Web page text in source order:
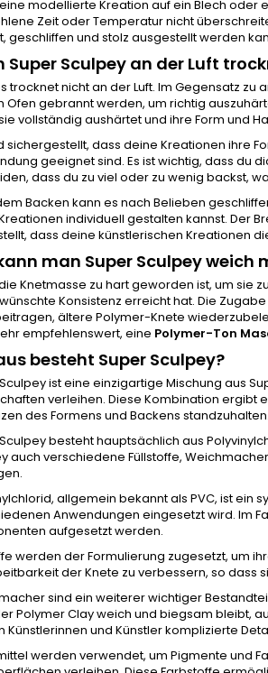
modellierte Kreation auf ein Blech oder
Zeit oder Temperatur nicht
geschliffen und stolz ausgestellt werden
Super Sculpey an der Luft
trocknet nicht an der Luft. Im Gegensatz
Ofen gebrannt werden, um richtig
vollständig aushärtet und ihre Form und
sichergestellt, dass deine Kreationen ihre
geeignet sind. Es ist wichtig, dass du
dass du zu viel oder zu wenig backst,
Backen kann es nach Belieben
individuell gestalten kannst. Der
dass deine künstlerischen Kreationen
man Super Sculpey weich
Knetmasse zu hart geworden ist, um sie
Konsistenz erreicht hat. Die
ältere Polymer-Knete
empfehlenswert, eine Polymer-Ton
besteht Super Sculpey?
ist eine einzigartige Mischung aus
verleihen. Diese Kombination ergibt
des Formens und Backens standzuhalten.
besteht hauptsächlich aus
auch verschiedene Füllstoffe,
allgemein bekannt als PVC, ist ein
Anwendungen eingesetzt wird. Im
aufgesetzt werden.
werden der Formulierung zugesetzt, um
der Knete zu verbessern, so dass
sind ein weiterer wichtiger
Polymer Clay weich und biegsam bleibt,
Künstlerinnen und Künstler komplizierte
werden verwendet, um Pigmente und